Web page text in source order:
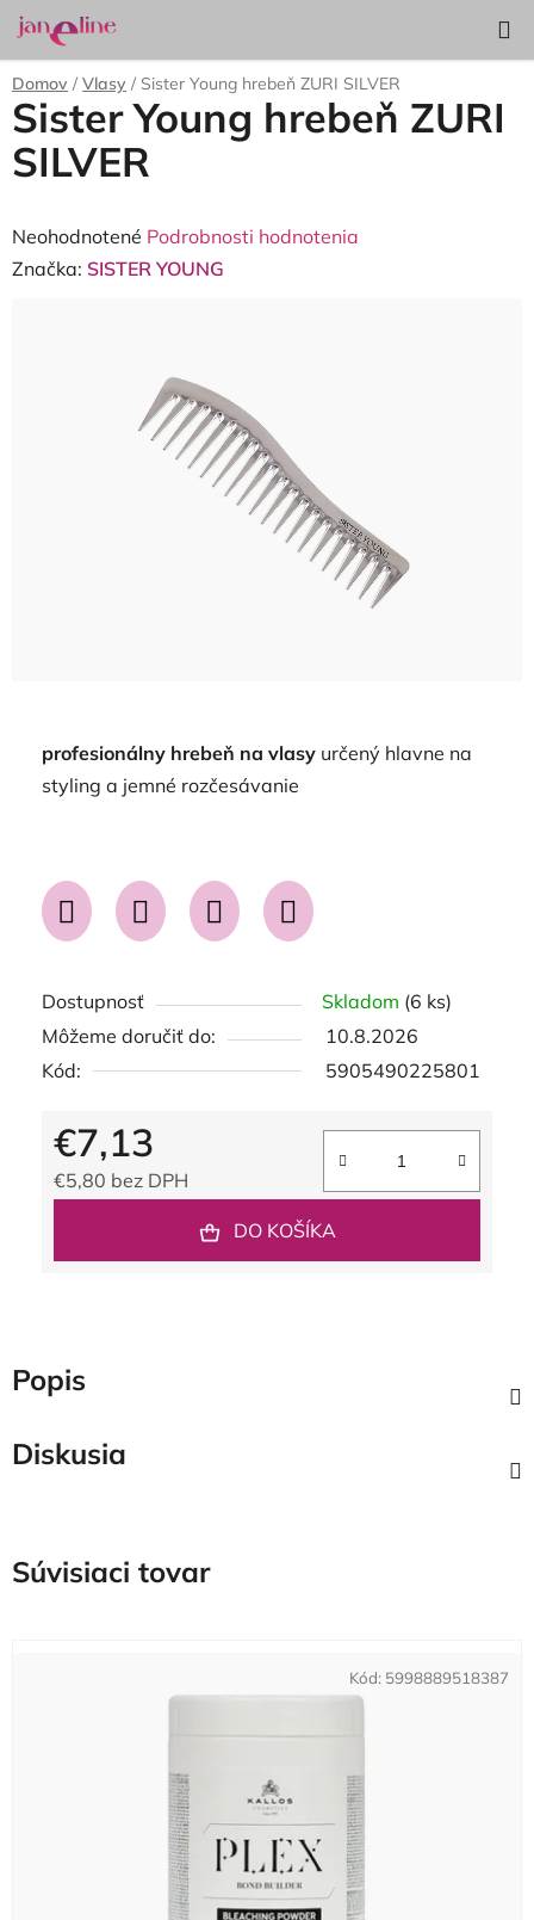
Prejsť
na
obsah
KOŠÍK
Domov / Vlasy / Sister Young hrebeň ZURI SILVER
profesionálny hrebeň na vlasy určený hlavne na
styling a jemné rozčesávanie
Dostupnosť Skladom (6 ks)
Môžeme doručiť do:
10.8.2026
Kód:
5905490225801
€7,13
€5,80 bez DPH
DO KOŠÍKA
Sister Young hrebeň ZURI
SILVER
Priemerné
hodnotenie
Neohodnotené Podrobnosti hodnotenia
Značka: SISTER YOUNG
Popis
Diskusia
Súvisiaci tovar
Kód: 5998889518387